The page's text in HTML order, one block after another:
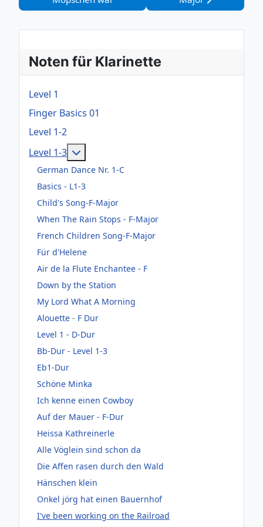
Noten für Klarinette
Level 1
Finger Basics 01
Level 1-2
Level 1-3
German Dance Nr. 1-C
Basics - L1-3
Child's Song-F-Major
When The Rain Stops - F-Major
French Children Song-F-Major
Für d'Helene
Air de la Flute Enchantee - F
Down by the Station
My Lord What A Morning
Alouette - F Dur
Level 1 - D-Dur
Bb-Dur - Level 1-3
Eb1-Dur
Schöne Minka
Ich kenne einen Cowboy
Auf der Mauer - F-Dur
Heissa Kathreinerle
Alle Vöglein sind schon da
Die Affen rasen durch den Wald
Hänschen klein
Onkel jörg hat einen Bauernhof
I've been working on the Railroad